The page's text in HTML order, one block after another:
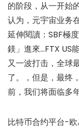
的阶段，从一开始
认为，元宇宙业务
延伸閱讀：SBF極
鎂」進來…FTX US
又一波打击，全球
了。，但是，最终
前，我们将面临多
比特币合约平台-